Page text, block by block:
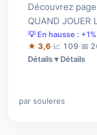
Découvrez
QUAND JOUER
GAGNER AU
des bénéf…
💡 En hausse :
★ 3,6·📈 109·📅
Détails
par souleres